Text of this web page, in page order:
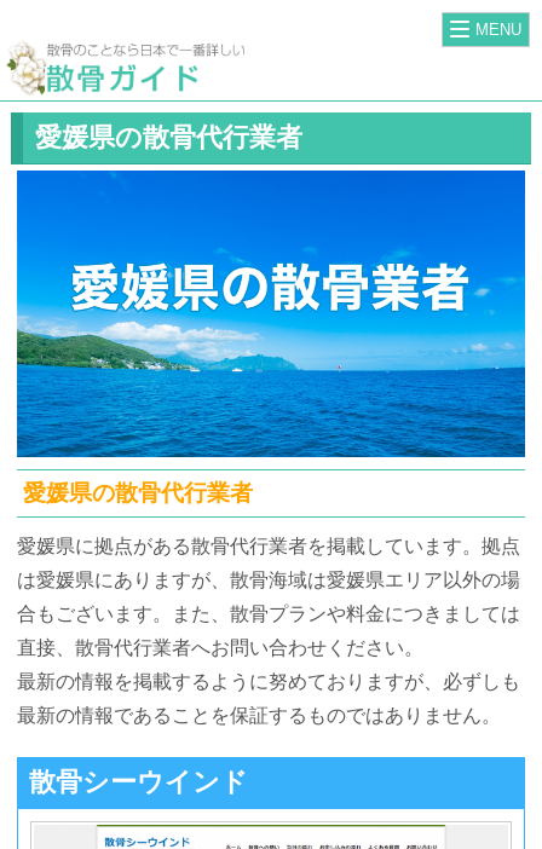
MENU
愛媛県の散骨代行業者
愛媛県の散骨代行業者
愛媛県に拠点がある散骨代行業者を掲載しています。拠点
は愛媛県にありますが、散骨海域は愛媛県エリア以外の場
合もございます。また、散骨プランや料金につきましては
直接、散骨代行業者へお問い合わせください。
最新の情報を掲載するように努めておりますが、必ずしも
最新の情報であることを保証するものではありません。
散骨シーウインド